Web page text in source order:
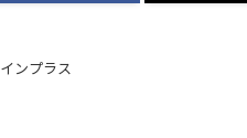
インプラス